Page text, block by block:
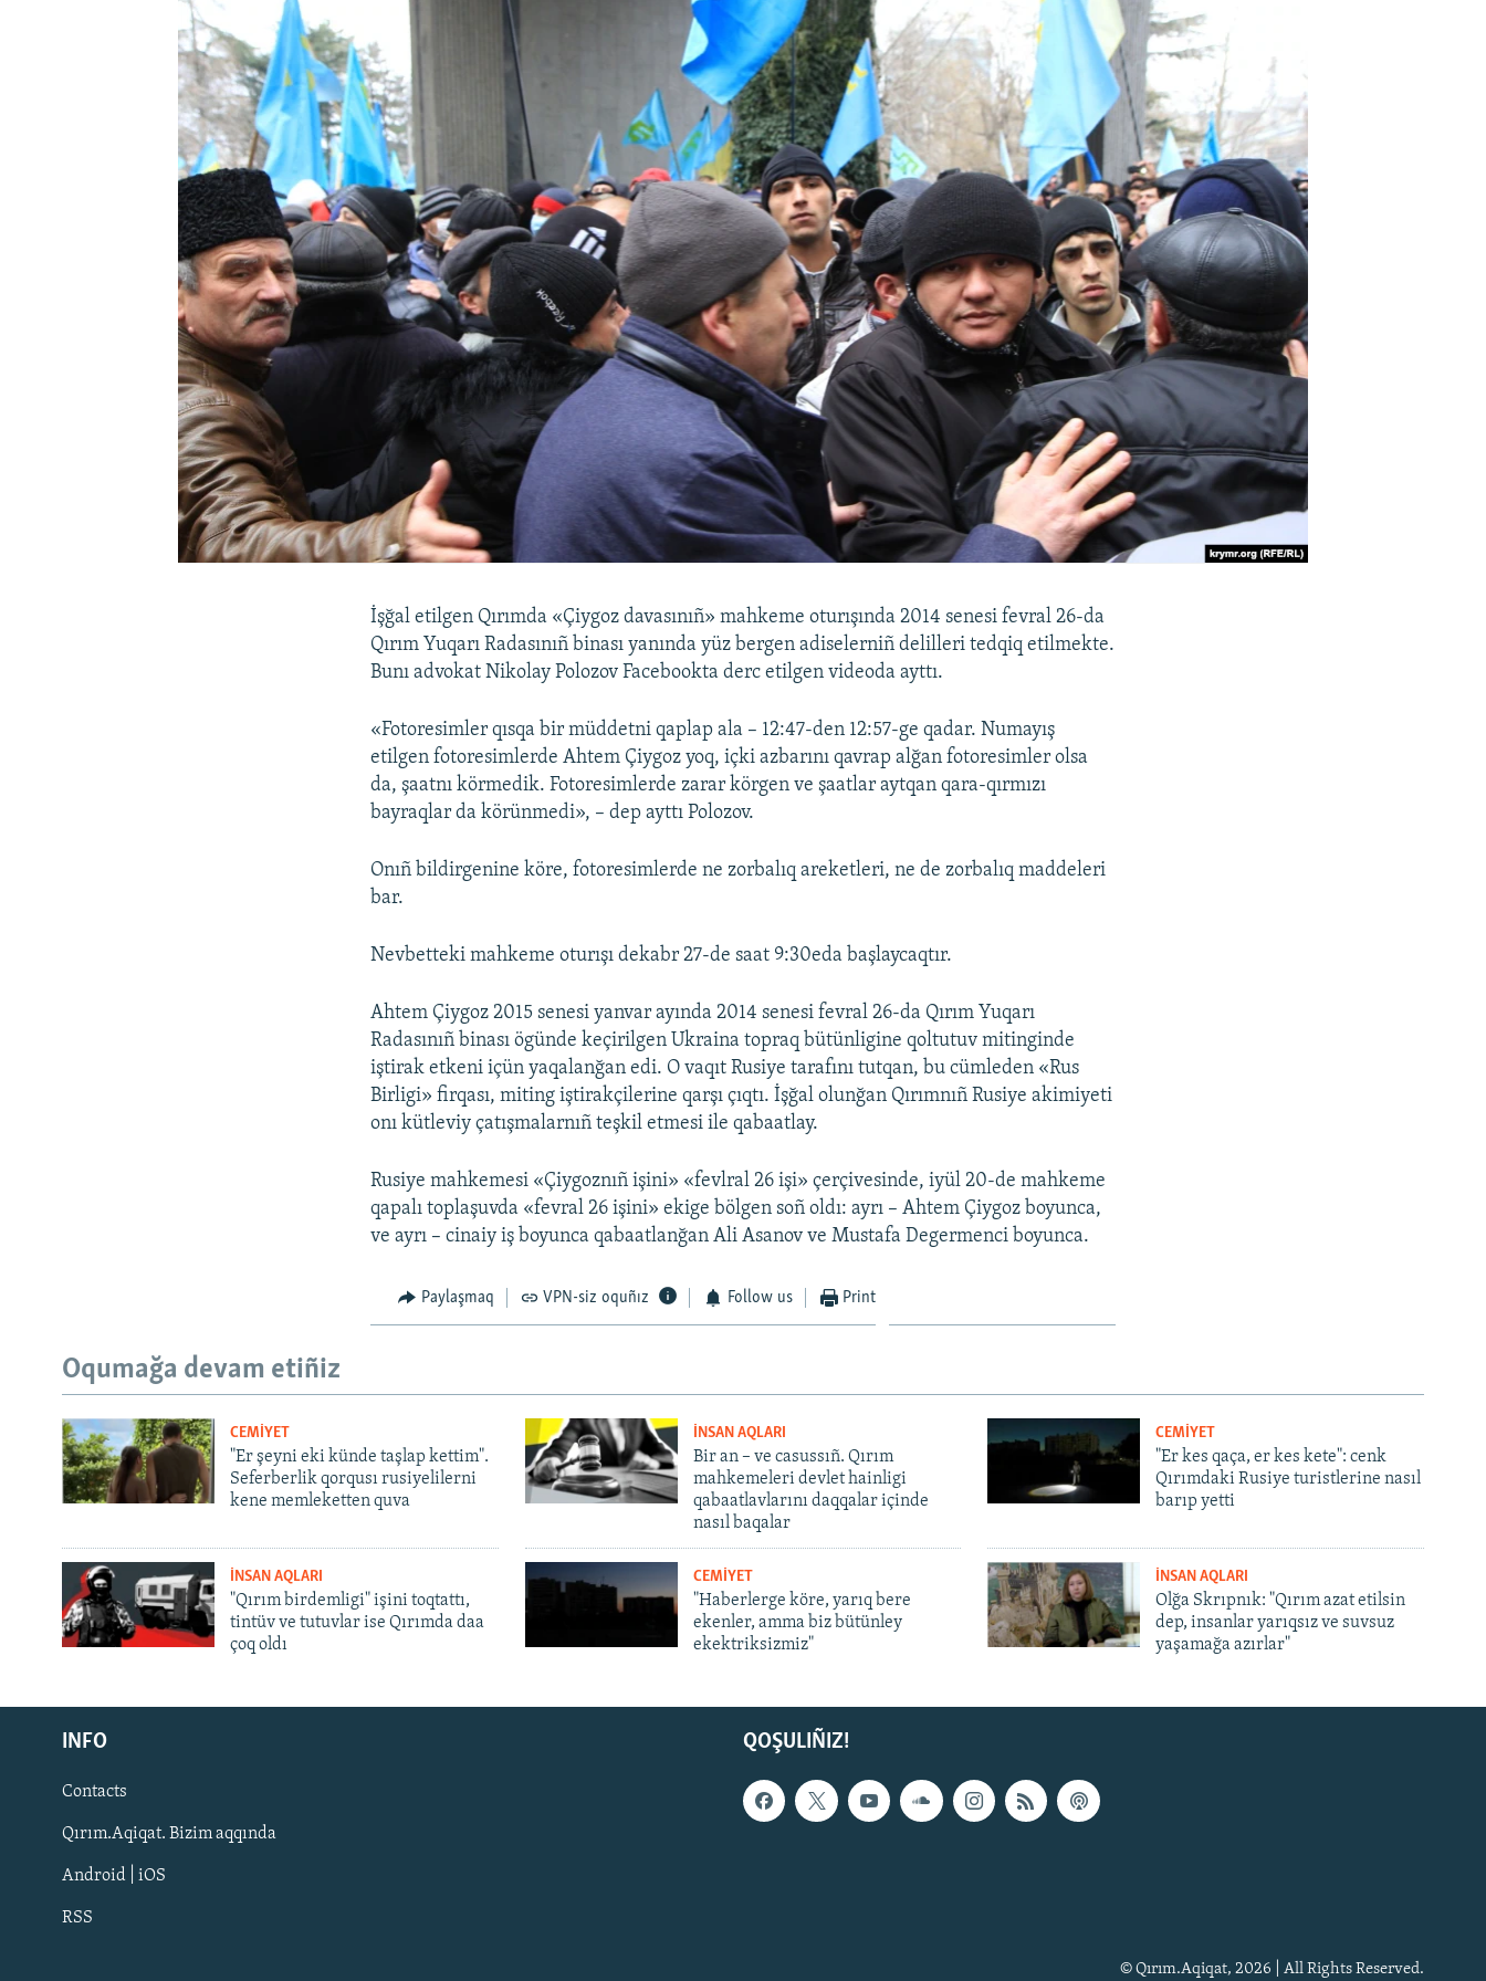
Русский
Українською
QOŞULIÑIZ!
İşğal etilgen Qırımda «Çiygoz davasınıñ» mahkeme oturışında 2014 senesi fevral 26-da
Qırım Yuqarı Radasınıñ binası yanında yüz bergen adiselerniñ delilleri tedqiq etilmekte.
Bunı advokat Nikolay Polozov Facebookta derc etilgen videoda ayttı.
«Fotoresimler qısqa bir müddetni qaplap ala – 12:47-den 12:57-ge qadar. Numayış
etilgen fotoresimlerde Ahtem Çiygoz yoq, içki azbarını qavrap alğan fotoresimler olsa
da, şaatnı körmedik. Fotoresimlerde zarar körgen ve şaatlar aytqan qara-qırmızı
bayraqlar da körünmedi», – dep ayttı Polozov.
Onıñ bildirgenine köre, fotoresimlerde ne zorbalıq areketleri, ne de zorbalıq maddeleri
bar.
Nevbetteki mahkeme oturışı dekabr 27-de saat 9:30eda başlaycaqtır.
Ahtem Çiygoz 2015 senesi yanvar ayında 2014 senesi fevral 26-da Qırım Yuqarı
Radasınıñ binası ögünde keçirilgen Ukraina topraq bütünligine qoltutuv mitinginde
iştirak etkeni içün yaqalanğan edi. O vaqıt Rusiye tarafını tutqan, bu cümleden «Rus
Birligi» firqası, miting iştirakçilerine qarşı çıqtı. İşğal olunğan Qırımnıñ Rusiye akimiyeti
onı kütleviy çatışmalarnıñ teşkil etmesi ile qabaatlay.
Rusiye mahkemesi «Çiygoznıñ işini» «fevlral 26 işi» çerçivesinde, iyül 20-de mahkeme
qapalı toplaşuvda «fevral 26 işini» ekige bölgen soñ oldı: ayrı – Ahtem Çiygoz boyunca,
ve ayrı – cinaiy iş boyunca qabaatlanğan Ali Asanov ve Mustafa Degermenci boyunca.
Paylaşmaq VPN-siz oquñız Follow us Print
Oqumağa devam etiñiz
CEMİYET
"Er şeyni eki künde taşlap kettim".
Seferberlik qorqusı rusiyelilerni
kene memleketten quva
İNSAN AQLARI
Bir an – ve casussıñ. Qırım
mahkemeleri devlet hainligi
qabaatlavlarını daqqalar içinde
nasıl baqalar
CEMİYET
"Er kes qaça, er kes kete": cenk
Qırımdaki Rusiye turistlerine nasıl
barıp yetti
İNSAN AQLARI
"Qırım birdemligi" işini toqtattı,
tintüv ve tutuvlar ise Qırımda daa
çoq oldı
CEMİYET
"Haberlerge köre, yarıq bere
ekenler, amma biz bütünley
ekektriksizmiz"
İNSAN AQLARI
Olğa Skrıpnık: "Qırım azat etilsin
dep, insanlar yarıqsız ve suvsuz
yaşamağa azırlar"
QOŞULIÑIZ!
INFO
Contacts
Qırım.Aqiqat. Bizim aqqında
Android | iOS
RSS
© Qırım.Aqiqat, 2026 | All Rights Reserved.